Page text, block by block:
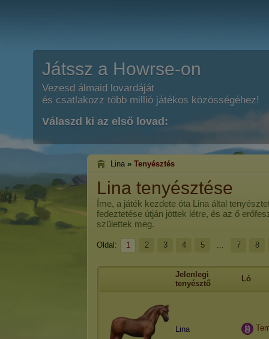
Játssz a Howrse-on
Vezesd álmaid lovardáját
és csatlakozz több millió játékos közösségéhez!
Válaszd ki az első lovad:
Lina » Tenyésztés
Lina tenyésztése
Íme, a játék kezdete óta Lina által
fedeztetése útján jöttek létre, és az ő
születtek meg.
Oldal: 1 2 3 4 5 ... 7 8
Jelenlegi
tenyésztő
Ló
Lina